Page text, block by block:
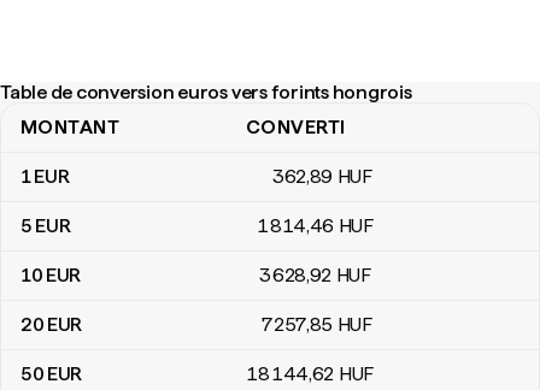
Table de conversion euros vers forints hongrois
Table de conversion euros vers forints hongrois
MONTANT CONVERTI
1EUR 362,89 HUF
5 EUR 1 814,46 HUF
10 EUR 3 628,92 HUF
20 EUR 7 257,85 HUF
50 EUR 18 144,62 HUF